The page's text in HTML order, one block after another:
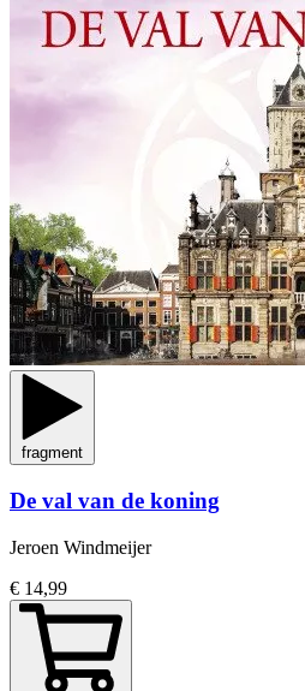
fragment
De val van de koning
Jeroen Windmeijer
€ 14,99